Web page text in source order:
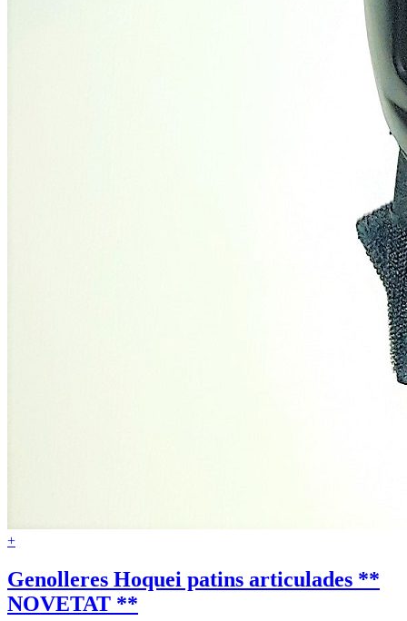
+
Genolleres Hoquei patins articulades **
NOVETAT **